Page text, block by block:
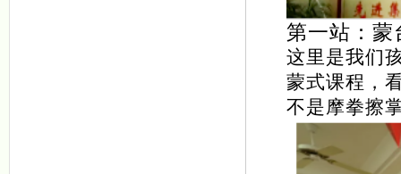
第一站：蒙
这里是我们
蒙式课程，
不是摩拳擦